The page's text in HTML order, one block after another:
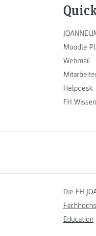
Moodle
Webmail
Helpdesk
FH
Die FH
Education